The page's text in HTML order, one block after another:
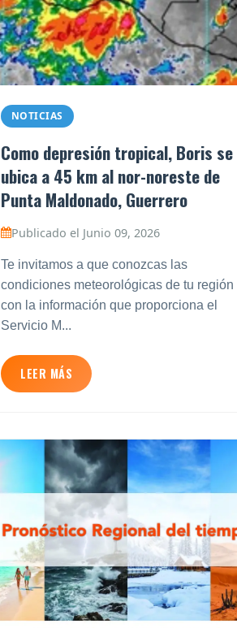
NOTICIAS
Como depresión tropical, Boris se
ubica a 45 km al nor-noreste de
Punta Maldonado, Guerrero
Publicado el Junio 09, 2026
Te invitamos a que conozcas las
condiciones meteorológicas de tu región
con la información que proporciona el
Servicio M...
LEER MÁS